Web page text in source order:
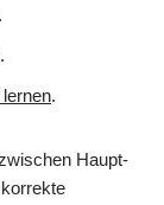
.
.
Haupt-